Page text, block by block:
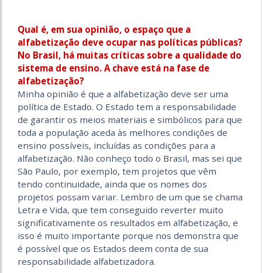
Qual é, em sua opinião, o espaço que a
alfabetização deve ocupar nas políticas públicas?
No Brasil, há muitas críticas sobre a qualidade do
sistema de ensino. A chave está na fase de
alfabetização?
Minha opinião é que a alfabetização deve ser uma
política de Estado. O Estado tem a responsabilidade
de garantir os meios materiais e simbólicos para que
toda a população aceda às melhores condições de
ensino possíveis, incluídas as condições para a
alfabetização. Não conheço todo o Brasil, mas sei que
São Paulo, por exemplo, tem projetos que vêm
tendo continuidade, ainda que os nomes dos
projetos possam variar. Lembro de um que se chama
Letra e Vida, que tem conseguido reverter muito
significativamente os resultados em alfabetização, e
isso é muito importante porque nos demonstra que
é possível que os Estados deem conta de sua
responsabilidade alfabetizadora.